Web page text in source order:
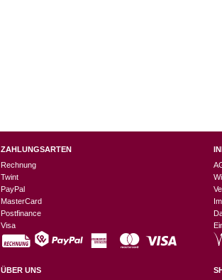
ZAHLUNGSARTEN
Rechnung
Twint
PayPal
MasterCard
Postfinance
Visa
ÜBER UNS